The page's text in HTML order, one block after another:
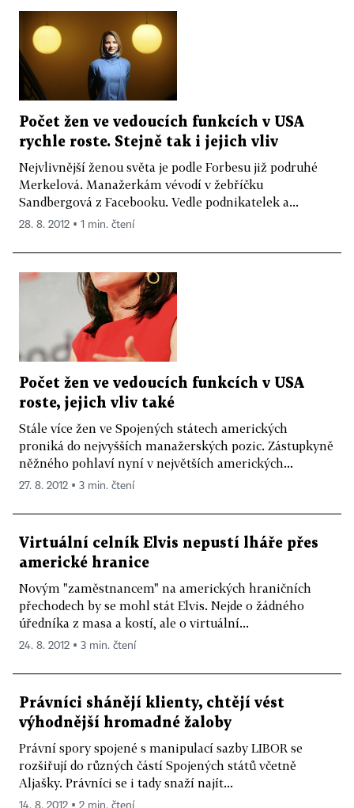
Počet žen ve vedoucích funkcích v USA
rychle roste. Stejně tak i jejich vliv
Nejvlivnější ženou světa je podle Forbesu již podruhé
Merkelová. Manažerkám vévodí v žebříčku
Sandbergová z Facebooku. Vedle podnikatelek a...
28. 8. 2012 ▪ 1 min. čtení
Počet žen ve vedoucích funkcích v USA
roste, jejich vliv také
Stále více žen ve Spojených státech amerických
proniká do nejvyšších manažerských pozic. Zástupkyně
něžného pohlaví nyní v největších amerických...
27. 8. 2012 ▪ 3 min. čtení
Virtuální celník Elvis nepustí lháře přes
americké hranice
Novým "zaměstnancem" na amerických hraničních
přechodech by se mohl stát Elvis. Nejde o žádného
úředníka z masa a kostí, ale o virtuální...
24. 8. 2012 ▪ 3 min. čtení
Právníci shánějí klienty, chtějí vést
výhodnější hromadné žaloby
Právní spory spojené s manipulací sazby LIBOR se
rozšiřují do různých částí Spojených států včetně
Aljašky. Právníci se i tady snaží najít...
14. 8. 2012 ▪ 2 min. čtení